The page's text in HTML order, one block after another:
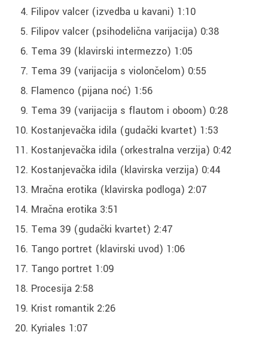
Filipov valcer (izvedba u kavani) 1:10
Filipov valcer (psihodelična varijacija) 0:38
Tema 39 (klavirski intermezzo) 1:05
Tema 39 (varijacija s violončelom) 0:55
Flamenco (pijana noć) 1:56
Tema 39 (varijacija s flautom i oboom) 0:28
Kostanjevačka idila (gudački kvartet) 1:53
Kostanjevačka idila (orkestralna verzija) 0:42
Kostanjevačka idila (klavirska verzija) 0:44
Mračna erotika (klavirska podloga) 2:07
Mračna erotika 3:51
Tema 39 (gudački kvartet) 2:47
Tango portret (klavirski uvod) 1:06
Tango portret 1:09
Procesija 2:58
Krist romantik 2:26
Kyriales 1:07